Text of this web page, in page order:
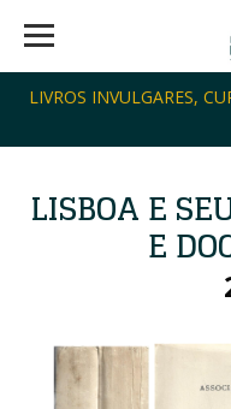
LIVROS INVULGARES,
LISBOA E
E